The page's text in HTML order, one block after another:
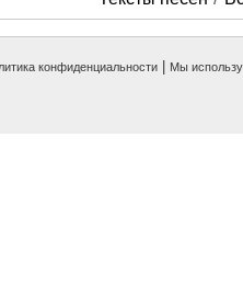
конфиденциальности Мы